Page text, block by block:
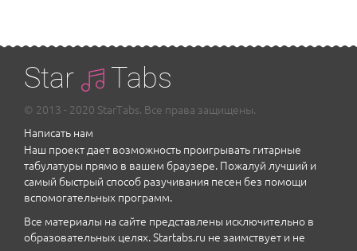
Star Tabs
© 2013 - 2020 StarTabs. Все права защищены.
Написать нам
Наш проект дает возможность проигрывать гитарные
табулатуры прямо в вашем браузере. Пожалуй лучший и
самый быстрый способ разучивания песен без помощи
вспомогательных программ.
Все материалы на сайте представлены исключительно в
образовательных целях. Startabs.ru не заимствует и не